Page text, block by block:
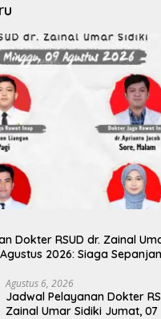
Dokter RSUD dr. Zainal
2026: Siaga
Agustus 6, 2026
Jadwal Pelayanan Dokter
Zainal Umar Sidiki Jumat, 07